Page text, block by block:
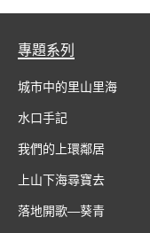
專題系列
城市中的里山里海
水口手記
我們的上環鄰居
上山下海尋寶去
落地開歌—葵青